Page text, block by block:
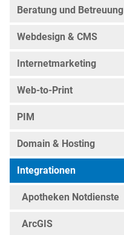
Beratung und Betreuung
Webdesign & CMS
Internetmarketing
Web-to-Print
PIM
Domain & Hosting
Integrationen
Apotheken Notdienste
ArcGIS